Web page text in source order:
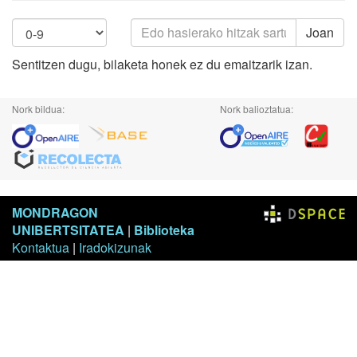
Joan
Sentitzen dugu, bilaketa honek ez du emaitzarik izan.
Nork bildua: Nork balioztatua:
MONDRAGON
UNIBERTSITATEA | Biblioteka
Kontaktua | Iradokizunak